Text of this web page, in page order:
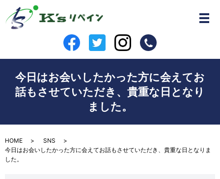
今日はお会いしたかった方に会えてお
話もさせていただき、貴重な日となり
ました。
HOME
SNS
今日はお会いしたかった方に会えてお話もさせていただき、貴重な日となりま
した。